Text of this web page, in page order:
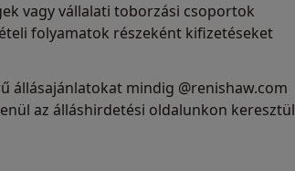
vagy vállalati toborzási csoportok
folyamatok részeként kifizetéseket
állásajánlatokat mindig @renishaw.com
az álláshirdetési oldalunkon keresztül